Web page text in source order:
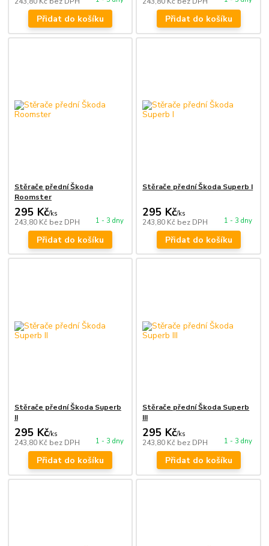
Přidat do košíku Přidat do košíku
Stěrače přední Škoda
Roomster
295 Kč/ks
243,80 Kč bez DPH 1 - 3 dny
Přidat do košíku
Stěrače přední Škoda Superb I
295 Kč/ks
243,80 Kč bez DPH 1 - 3 dny
Přidat do košíku
Stěrače přední Škoda Superb
II
295 Kč/ks
243,80 Kč bez DPH 1 - 3 dny
Přidat do košíku
Stěrače přední Škoda Superb
III
295 Kč/ks
243,80 Kč bez DPH 1 - 3 dny
Přidat do košíku